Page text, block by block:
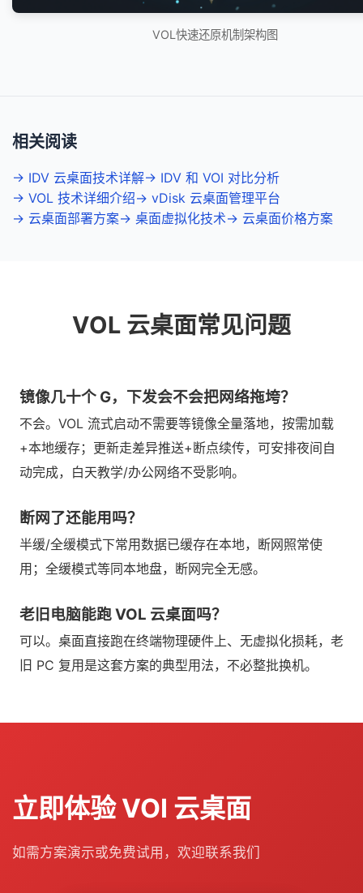
VOL快速还原机制架构图
相关阅读
→ IDV 云桌面技术详解→ IDV 和 VOI 对比分析
→ VOL 技术详细介绍→ vDisk 云桌面管理平台
→ 云桌面部署方案→ 桌面虚拟化技术→ 云桌面价格方案
VOL 云桌面常见问题
镜像几十个 G，下发会不会把网络拖垮？
不会。VOL 流式启动不需要等镜像全量落地，按需加载
+本地缓存；更新走差异推送+断点续传，可安排夜间自
动完成，白天教学/办公网络不受影响。
断网了还能用吗？
半缓/全缓模式下常用数据已缓存在本地，断网照常使
用；全缓模式等同本地盘，断网完全无感。
老旧电脑能跑 VOL 云桌面吗？
可以。桌面直接跑在终端物理硬件上、无虚拟化损耗，老
旧 PC 复用是这套方案的典型用法，不必整批换机。
立即体验 VOI 云桌面
如需方案演示或免费试用，欢迎联系我们